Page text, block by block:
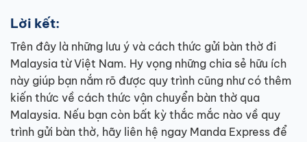
Lời kết:
Trên đây là những lưu ý và cách thức gửi bàn thờ đi
Malaysia từ Việt Nam. Hy vọng những chia sẻ hữu ích
này giúp bạn nắm rõ được quy trình cũng như có thêm
kiến thức về cách thức vận chuyển bàn thờ qua
Malaysia. Nếu bạn còn bất kỳ thắc mắc nào về quy
trình gửi bàn thờ, hãy liên hệ ngay Manda Express để